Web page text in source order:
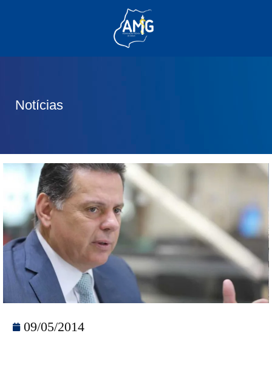
Notícias
09/05/2014